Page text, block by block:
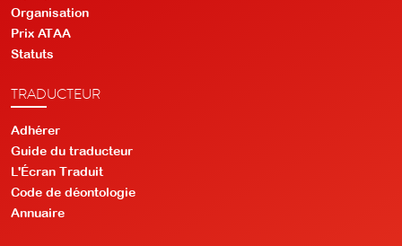
Organisation
Prix ATAA
Statuts
TRADUCTEUR
Adhérer
Guide du traducteur
L'Écran Traduit
Code de déontologie
Annuaire